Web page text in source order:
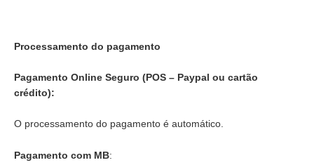
Processamento do pagamento
Pagamento Online Seguro (POS – Paypal ou cartão
crédito):
O processamento do pagamento é automático.
Pagamento com MB: